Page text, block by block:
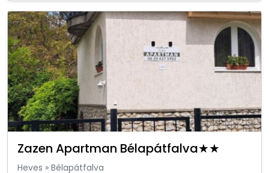
Zazen Apartman Bélapátfalva★★
Heves » Bélapátfalva